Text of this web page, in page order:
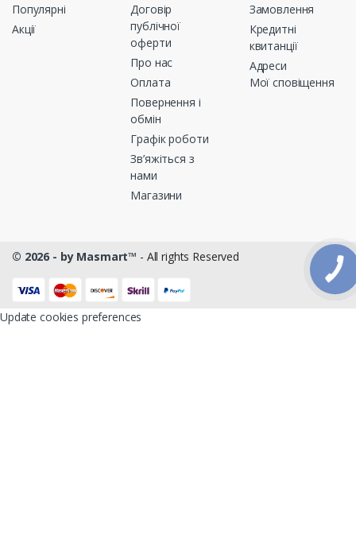
Популярні
Акції
Договір
публічної
оферти
Про нас
Оплата
Повернення і
обмін
Графік роботи
Зв’яжіться з
нами
Магазини
Замовлення
Кредитні
квитанції
Адреси
Мої сповіщення
© 2026 - by Masmart™ - All rights Reserved
Update cookies preferences